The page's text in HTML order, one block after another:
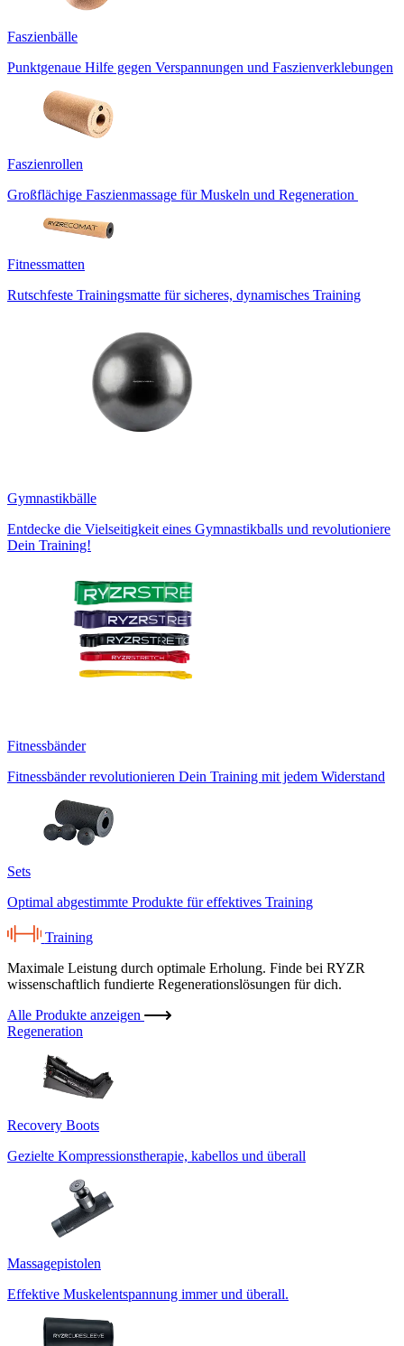
Faszienbälle
Punktgenaue Hilfe gegen Verspannungen und Faszienverklebungen
Faszienrollen
Großflächige Faszienmassage für Muskeln und Regeneration
Fitnessmatten
Rutschfeste Trainingsmatte für sicheres, dynamisches Training
Gymnastikbälle
Entdecke die Vielseitigkeit eines Gymnastikballs und revolutioniere
Dein Training!
Fitnessbänder
Fitnessbänder revolutionieren Dein Training mit jedem Widerstand
Sets
Optimal abgestimmte Produkte für effektives Training
Training
Maximale Leistung durch optimale Erholung. Finde bei RYZR
wissenschaftlich fundierte Regenerationslösungen für dich.
Alle Produkte anzeigen
Regeneration
Recovery Boots
Gezielte Kompressionstherapie, kabellos und überall
Massagepistolen
Effektive Muskelentspannung immer und überall.